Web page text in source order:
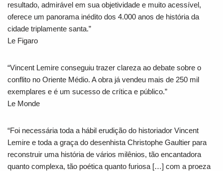
resultado, admirável em sua objetividade e muito acessível,
oferece um panorama inédito dos 4.000 anos de história da
cidade triplamente santa.”
Le Figaro
“Vincent Lemire conseguiu trazer clareza ao debate sobre o
conflito no Oriente Médio. A obra já vendeu mais de 250 mil
exemplares e é um sucesso de crítica e público.”
Le Monde
“Foi necessária toda a hábil erudição do historiador Vincent
Lemire e toda a graça do desenhista Christophe Gaultier para
reconstruir uma história de vários milênios, tão encantadora
quanto complexa, tão poética quanto furiosa […] com a proeza